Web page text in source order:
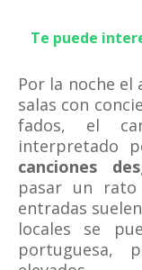
Te puede
Por la noche el
salas con
fados, el
interpretado
canciones
pasar un rato
entradas
locales se
portuguesa,